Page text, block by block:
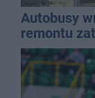
Autobusy
remontu